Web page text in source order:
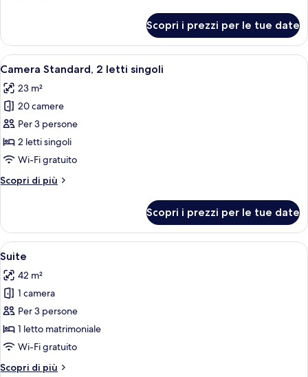
Scopri i prezzi per le tue date
Apri
tutte
le
foto
per
Camera
Standard,
letti
Una camera d'albergo moderna con
5
Camera Standard, 2 letti singoli
23 m²
20 camere
Per 3 persone
2 letti singoli
Wi-Fi gratuito
Scopri di più
Altri
Standard,
letti
Scopri i prezzi per le tue date
Apri
tutte
le
foto
per
Suite
Una camera d'albergo moderna
11
Suite
42 m²
1 camera
Per 3 persone
1 letto matrimoniale
Wi-Fi gratuito
Scopri di più
Altri